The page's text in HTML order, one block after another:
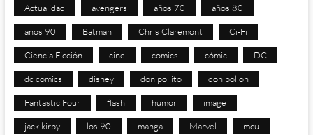
Actualidad avengers años 70 años 80
años 90 Batman Chris Claremont Ci-Fi
Ciencia Ficción cine comics cómic DC
dc comics disney don pollito don pollon
Fantastic Four flash humor image
jack kirby los 90 manga Marvel mcu